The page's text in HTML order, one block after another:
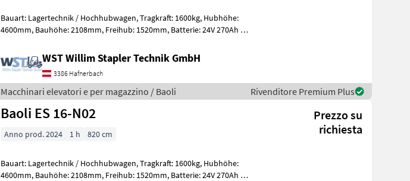
Bauart: Lagertechnik / Hochhubwagen, Tragkraft: 1600kg, Hubhöhe:
4600mm, Bauhöhe: 2108mm, Freihub: 1520mm, Batterie: 24V 270Ah ,
WST Willim Stapler Technik GmbH
3386 Hafnerbach
Macchinari elevatori e per magazzino / Baoli Rivenditore Premium Plus
Baoli ES 16-N02
Prezzo su
richiesta
Anno prod. 2024 1 h 820 cm
Bauart: Lagertechnik / Hochhubwagen, Tragkraft: 1600kg, Hubhöhe:
4600mm, Bauhöhe: 2108mm, Freihub: 1520mm, Batterie: 24V 270Ah ,